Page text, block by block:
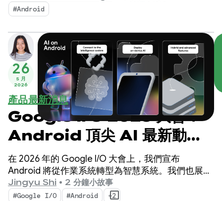
振奮。
#Android
26
5 月
2026
產品最新消息
Google I/O 2026 大會：
Android 頂尖 AI 最新動
態，打造智慧體驗
在 2026 年的 Google I/O 大會上，我們宣布
Android 將從作業系統轉型為智慧系統。我們也展示
了如何使用系統原生建構智慧體驗，並將 Google AI
的強大功能帶入應用程式。
Jingyu Shi • 2 分鐘小故事
#Google I/O #Android +2